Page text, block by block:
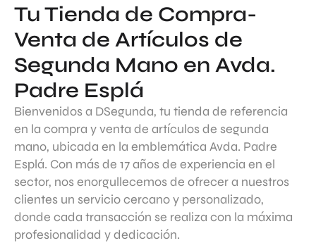
Tu Tienda de Compra-
Venta de Artículos de
Segunda Mano en Avda.
Padre Esplá
Bienvenidos a DSegunda, tu tienda de referencia
en la compra y venta de artículos de segunda
mano, ubicada en la emblemática Avda. Padre
Esplá. Con más de 17 años de experiencia en el
sector, nos enorgullecemos de ofrecer a nuestros
clientes un servicio cercano y personalizado,
donde cada transacción se realiza con la máxima
profesionalidad y dedicación.